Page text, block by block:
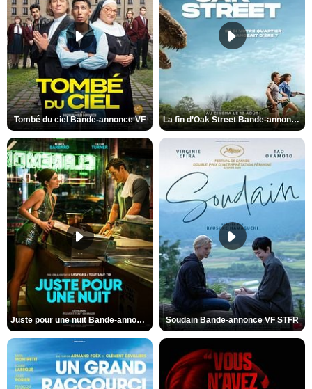
Tombé du ciel Bande-annonce VF La fin d’Oak Street Bande-annonce VO STFR
Juste pour une nuit Bande-annonce VO STFR Soudain Bande-annonce VF STFR